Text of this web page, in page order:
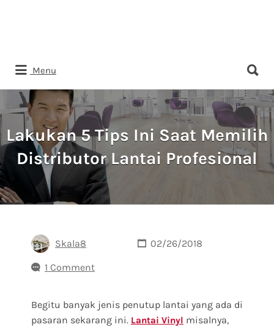
Menu
for:
Lakukan 5 Tips Ini Saat Memilih
Distributor Lantai Profesional
Skala8 02/26/2018
1 Comment
Begitu banyak jenis penutup lantai yang ada di
pasaran sekarang ini. Lantai Vinyl misalnya,